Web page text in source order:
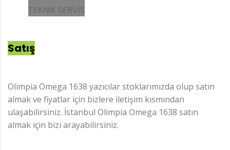
TEKNIK SERVIS
Satış
Olimpia Omega 1638 yazıcılar stoklarımızda olup satın
almak ve fiyatlar için bizlere iletişim kısmından
ulaşabilirsiniz. İstanbul Olimpia Omega 1638 satın
almak için bizi arayabilirsiniz.